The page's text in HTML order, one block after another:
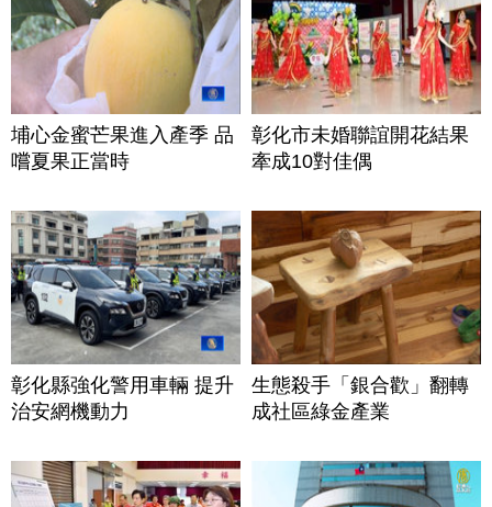
埔心金蜜芒果進入產季 品
嚐夏果正當時
彰化市未婚聯誼開花結果
牽成10對佳偶
彰化縣強化警用車輛 提升
治安網機動力
生態殺手「銀合歡」翻轉
成社區綠金產業